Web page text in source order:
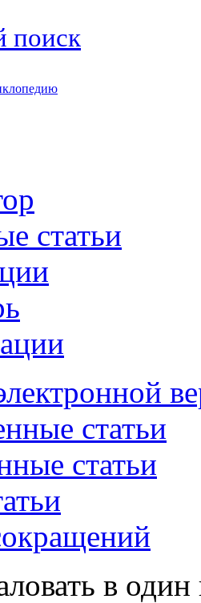
поиск
статьи
статьи
статьи
в